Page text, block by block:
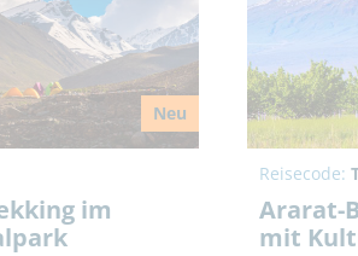
Neu
im
Reisecode:
Ararat-
mit